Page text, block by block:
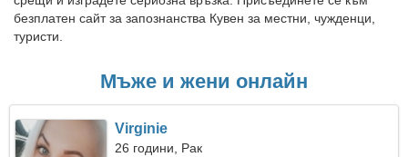
безплатен сайт за запознанства Кувен за местни, чужденци,
туристи.
Мъже и жени онлайн
Virginie
26 години, Рак